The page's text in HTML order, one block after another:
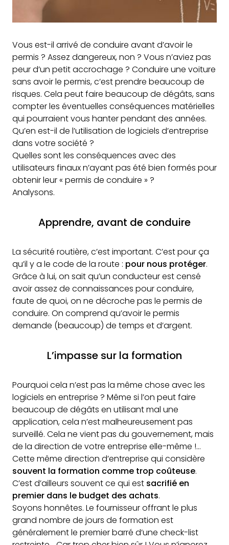
Vous est-il arrivé de conduire avant d’avoir le
permis ? Assez dangereux, non ? Vous n’aviez pas
peur d’un petit accrochage ? Conduire une voiture
sans avoir le permis, c’est prendre beaucoup de
risques. Cela peut faire beaucoup de dégâts, sans
compter les éventuelles conséquences matérielles
qui pourraient vous hanter pendant des années.
Qu’en est-il de l’utilisation de logiciels d’entreprise
dans votre société ?
Quelles sont les conséquences avec des
utilisateurs finaux n’ayant pas été bien formés pour
obtenir leur « permis de conduire » ?
Analysons.
Apprendre, avant de conduire
La sécurité routière, c’est important. C’est pour ça
qu’il y a le code de la route : pour nous protéger.
Grâce à lui, on sait qu’un conducteur est censé
avoir assez de connaissances pour conduire,
faute de quoi, on ne décroche pas le permis de
conduire. On comprend qu’avoir le permis
demande (beaucoup) de temps et d’argent.
L’impasse sur la formation
Pourquoi cela n’est pas la même chose avec les
logiciels en entreprise ? Même si l’on peut faire
beaucoup de dégâts en utilisant mal une
application, cela n’est malheureusement pas
surveillé. Cela ne vient pas du gouvernement, mais
de la direction de votre entreprise elle-même !…
Cette même direction d’entreprise qui considère
souvent la formation comme trop coûteuse.
C’est d’ailleurs souvent ce qui est sacrifié en
premier dans le budget des achats.
Soyons honnêtes. Le fournisseur offrant le plus
grand nombre de jours de formation est
généralement le premier barré d’une check-list